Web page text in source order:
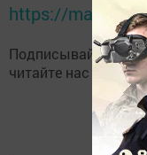
https://max.ru/
Подписывайтесь
читайте нас